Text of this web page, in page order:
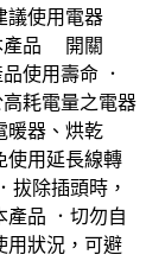
議使用電器
產品 開關
使用壽命 ．
耗電量之電器
暖器、烘乾
用延長線轉
拔除插頭時，
產品 ．切勿自
用狀況，可避